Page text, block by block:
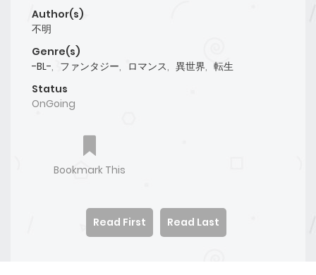
Author(s)
不明
Genre(s)
-BL-, ファンタジー, ロマンス, 異世界, 転生
Status
OnGoing
Bookmark This
Read First Read Last